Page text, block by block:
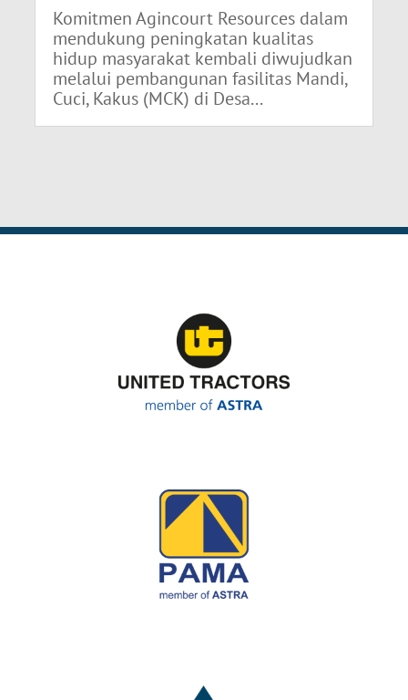
Komitmen Agincourt Resources dalam
mendukung peningkatan kualitas
hidup masyarakat kembali diwujudkan
melalui pembangunan fasilitas Mandi,
Cuci, Kakus (MCK) di Desa...